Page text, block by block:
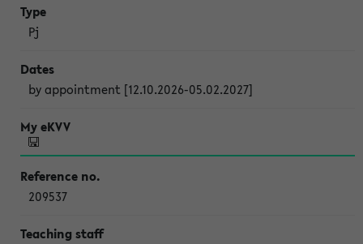
Pj
by appointment [12.10.2026-05.02.2027]
209537